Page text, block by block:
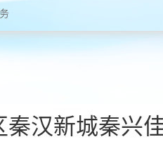
秦汉新城秦兴